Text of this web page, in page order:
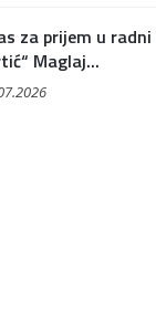
za prijem u radni
Maglaj...